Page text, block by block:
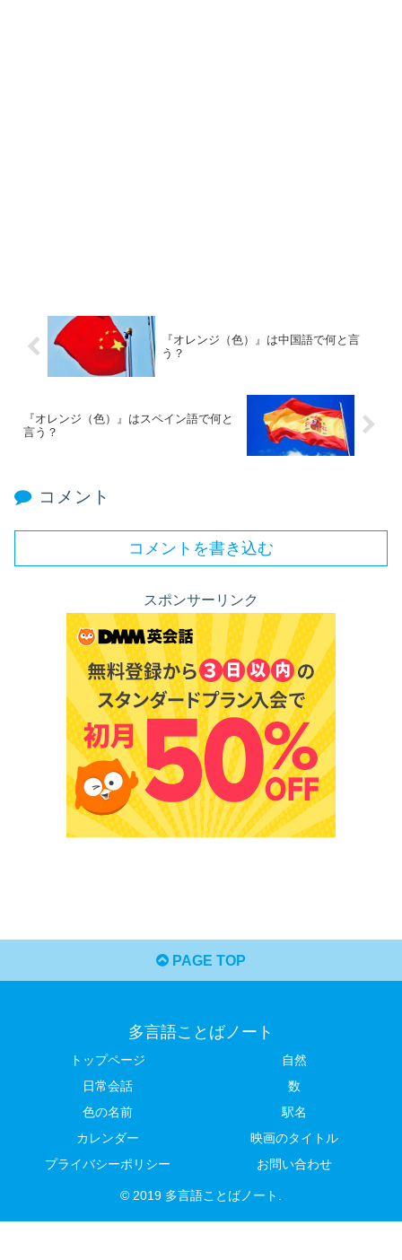
『オレンジ（色）』は中国語で何と言
う？
『オレンジ（色）』はスペイン語で何と
言う？
コメント
コメントを書き込む
スポンサーリンク
PAGE TOP
多言語ことばノート
トップページ
自然
日常会話
数
色の名前
駅名
カレンダー
映画のタイトル
プライバシーポリシー
お問い合わせ
© 2019 多言語ことばノート.